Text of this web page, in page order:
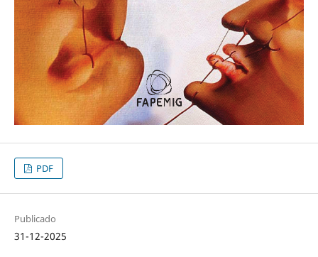
PDF
Publicado
31-12-2025